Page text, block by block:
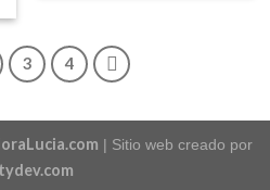
3 4
| Sitio web creado por